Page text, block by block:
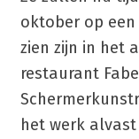
oktober op
zien zijn in het
restaurant
het werk